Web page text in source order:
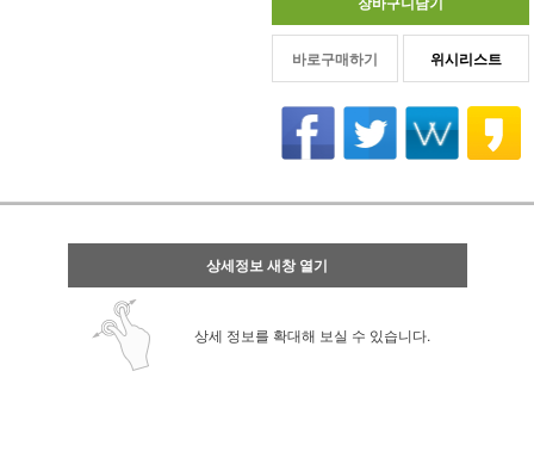
바로구매하기 위시리스트
상세정보 새창 열기
상세 정보를 확대해 보실 수 있습니다.